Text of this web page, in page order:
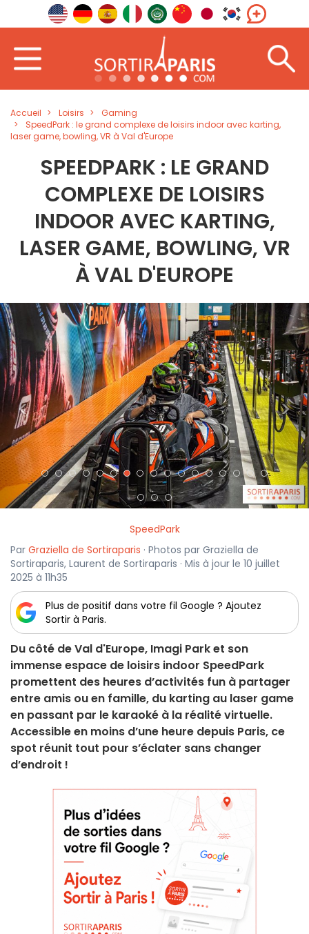
Accueil Loisirs
Gaming
SpeedPark : le grand complexe de loisirs indoor avec karting,
laser game, bowling, VR à Val d'Europe
SPEEDPARK : LE GRAND
COMPLEXE DE LOISIRS
INDOOR AVEC KARTING,
LASER GAME, BOWLING, VR
À VAL D'EUROPE
< >
SpeedPark
Par Graziella de Sortiraparis · Photos par Graziella de
Sortiraparis, Laurent de Sortiraparis · Mis à jour le 10 juillet
2025 à 11h35
Plus de positif dans votre fil Google ? Ajoutez
Sortir à Paris.
Du côté de Val d'Europe, Imagi Park et son
immense espace de loisirs indoor SpeedPark
promettent des heures d’activités fun à partager
entre amis ou en famille, du karting au laser game
en passant par le karaoké à la réalité virtuelle.
Accessible en moins d’une heure depuis Paris, ce
spot réunit tout pour s’éclater sans changer
d’endroit !